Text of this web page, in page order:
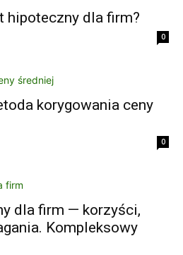
hipoteczny dla firm?
0
korygowania ceny
0
dla firm — korzyści,
Kompleksowy